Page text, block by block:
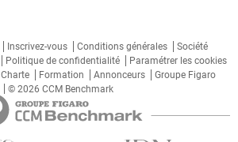
Inscrivez-vous Conditions générales
Société
Politique de confidentialité
Paramétrer les cookies
Charte Formation Annonceurs
Groupe Figaro
© 2026 CCM Benchmark